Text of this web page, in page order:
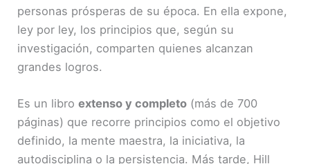
personas prósperas de su época. En ella expone,
ley por ley, los principios que, según su
investigación, comparten quienes alcanzan
grandes logros.
Es un libroextenso y completo (más de 700
páginas) que recorre principios como el objetivo
definido, la mente maestra, la iniciativa, la
autodisciplina o la persistencia. Más tarde, Hill